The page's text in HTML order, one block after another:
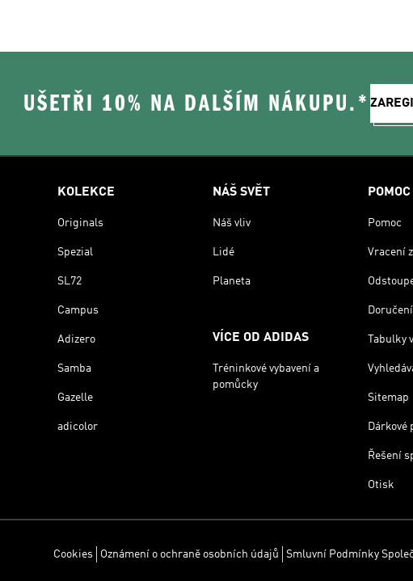
UŠETŘI 10% NA DALŠÍM NÁKUPU.*
KOLEKCE
Originals
Spezial
SL72
Campus
Adizero
Samba
Gazelle
adicolor
NÁŠ SVĚT
Náš vliv
Lidé
Planeta
VÍCE OD ADIDAS
Tréninkové vybavení a
pomůcky
POMOC
Pomoc
Vracení
Doručení
Tabulky
Sitemap
Dárkové
Řešení
Otisk
Cookies Oznámení o ochraně osobních údajů Smluvní Podmínky